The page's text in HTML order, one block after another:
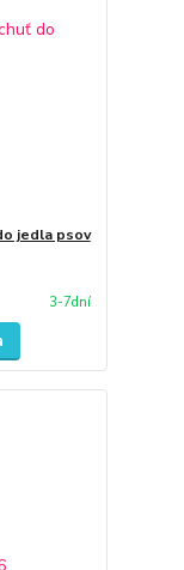
jedla psov
3-7dní